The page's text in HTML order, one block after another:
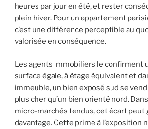
heures par jour en été, et rester
plein hiver. Pour un appartement
c’est une différence perceptible au
valorisée en conséquence.
Les agents immobiliers le confirment
surface égale, à étage équivalent et
immeuble, un bien exposé sud se
plus cher qu’un bien orienté nord.
micro-marchés tendus, cet écart peut
davantage. Cette prime à l’exposition